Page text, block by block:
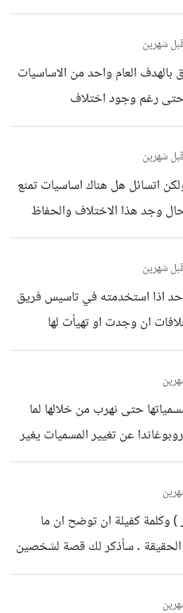
ان تختلف بما انت عليه - اتعجب
التجربة ووالديه بعمر قد عايش
ينصحا ابنهم ان لا يكون لطيفا
- لا تكون كتاب مفتوح عن
هذا الشاب ويتعلم
قبل شهرين
العام واحد من الاساسيات
رغم وجود اختلاف
قبل شهرين
اتسائل هل هناك اساسيات تمنع
وجد هذا الاختلاف والحفاظ
قبل شهرين
اذا استخدمته في تاسيس فريق
ان وجدت او تهيأت لها
حتى نهرب من خلالها لما
عن تغيير المسميات يغير
حرب ومستشفى وجميع المصابين
بقدرات محدودة وأصبح هناك
كيف له ان يكون(( مستشفى ))
يعالجهم فاقترح عليهم تغيير
) وكلمة كفيلة ان توضح ان ما
الحقيقة . سأذكر لك قصة لشخصين
احد الاطراف لم يفصح ولا
زواج ولكن اذا حصل الطلاق